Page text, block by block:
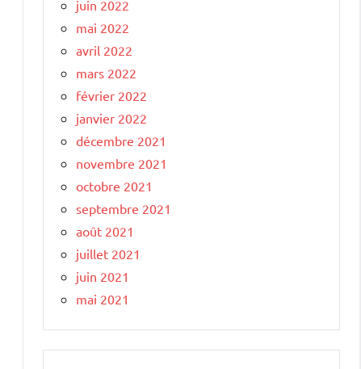
juin 2022
mai 2022
avril 2022
mars 2022
février 2022
janvier 2022
décembre 2021
novembre 2021
octobre 2021
septembre 2021
août 2021
juillet 2021
juin 2021
mai 2021